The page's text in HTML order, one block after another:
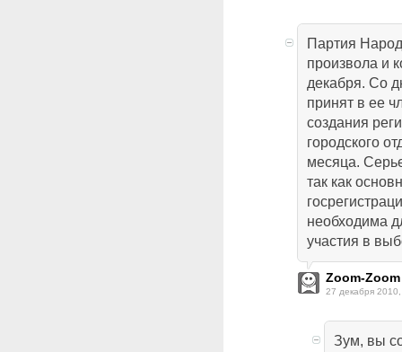
Партия
произвола и
декабря. Со
принят в ее
создания
городского
месяца.
так как
необходима
участия в
Zoom-Zoom
27 декабря
Зум, вы